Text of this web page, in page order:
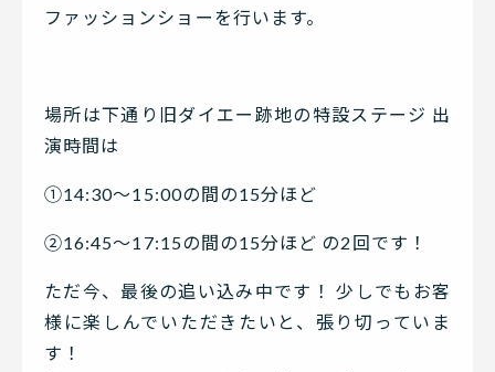
ファッションショーを行います。
場所は下通り旧ダイエー跡地の特設ステージ 出
演時間は
①14:30〜15:00の間の15分ほど
②16:45〜17:15の間の15分ほど の2回です！
ただ今、最後の追い込み中です！ 少しでもお客
様に楽しんでいただきたいと、張り切っていま
す！